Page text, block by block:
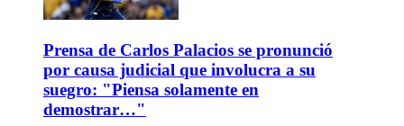
Prensa de Carlos Palacios se pronunció
por causa judicial que involucra a su
suegro: "Piensa solamente en
demostrar…"